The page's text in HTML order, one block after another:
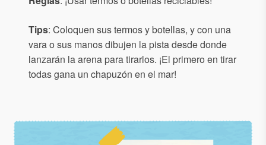
Tips: Coloquen sus termos y botellas, y con una
vara o sus manos dibujen la pista desde donde
lanzarán la arena para tirarlos. ¡El primero en tirar
todas gana un chapuzón en el mar!